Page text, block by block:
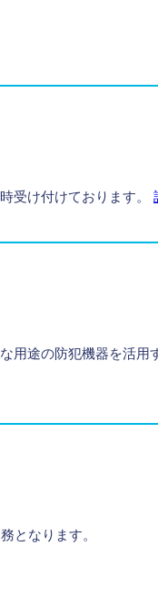
受け付けております。
用途の防犯機器を活
となります。